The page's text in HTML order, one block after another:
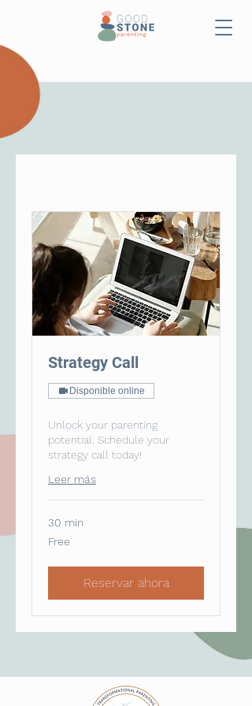
Strategy Call
Disponible online
Unlock your parenting
potential: Schedule your
strategy call today!
Leer más
30 min
Free
Reservar ahora